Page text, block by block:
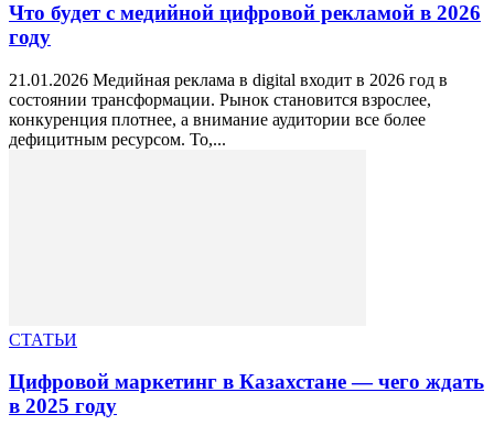
Что будет с медийной цифровой рекламой в 2026
году
21.01.2026 Медийная реклама в digital входит в 2026 год в
состоянии трансформации. Рынок становится взрослее,
конкуренция плотнее, а внимание аудитории все более
дефицитным ресурсом. То,...
СТАТЬИ
Цифровой маркетинг в Казахстане — чего ждать
в 2025 году